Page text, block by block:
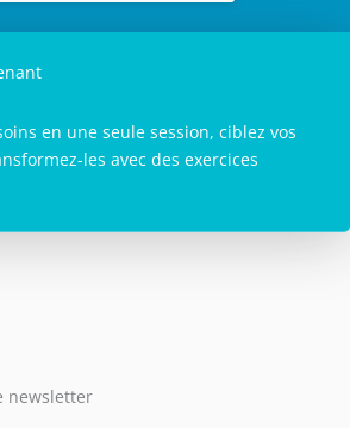
en une seule session, ciblez vos
les avec des exercices
newsletter